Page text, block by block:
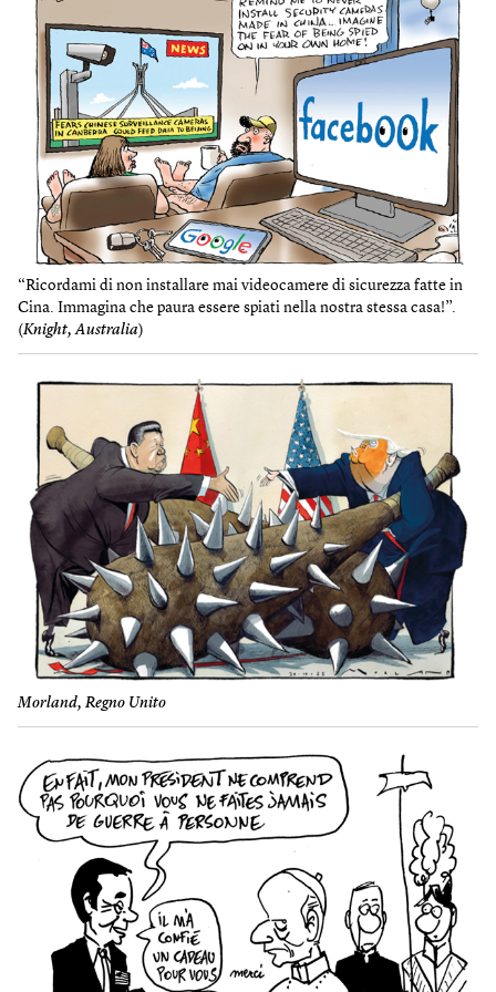
“Ricordami di non installare mai videocamere di sicurezza fatte in
Cina. Immagina che paura essere spiati nella nostra stessa casa!”.
(Knight, Australia)
Morland, Regno Unito